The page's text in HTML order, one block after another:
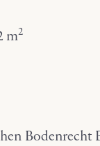
m2
Bodenrecht